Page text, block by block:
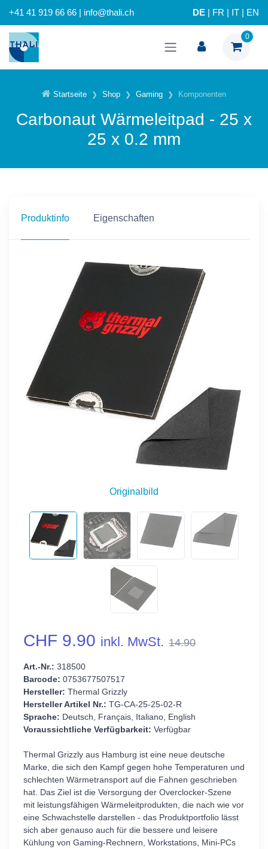
+41 41 919 66 66 | info@thali.ch DE FR IT EN
0
Startseite Shop Gaming Komponenten
Carbonaut Wärmeleitpad - 25 x
25 x 0.2 mm
Produktinfo Eigenschaften
Originalbild
CHF 9.90 inkl. MwSt. 14.90
Art.-Nr.: 318500
Barcode: 0753677507517
Hersteller: Thermal Grizzly
Hersteller Artikel Nr.: TG-CA-25-25-02-R
Sprache: Deutsch, Français, Italiano, English
Voraussichtliche Verfügbarkeit: Verfügbar
Thermal Grizzly aus Hamburg ist eine neue deutsche
Marke, die sich den Kampf gegen hohe Temperaturen und
schlechten Wärmetransport auf die Fahnen geschrieben
hat. Das Ziel ist die Versorgung der Overclocker-Szene
mit leistungsfähigen Wärmeleitprodukten, die nach wie vor
eine Schwachstelle darstellen - das Produktportfolio lässt
sich aber genauso auch für die bessere und leisere
Kühlung von Gaming-Rechnern, Workstations, Mini-PCs